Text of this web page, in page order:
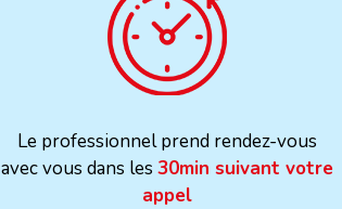
Le professionnel prend rendez-vous
avec vous dans les 30min suivant votre
appel